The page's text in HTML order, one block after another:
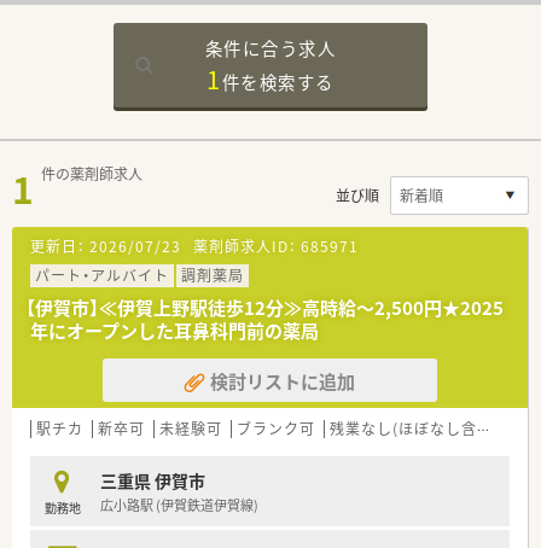
条件に合う求人
1件を検索する
1 件の薬剤師求人
並び順
更新日： 2026/07/23 薬剤師求人ID： 685971
パート・アルバイト
調剤薬局
【伊賀市】≪伊賀上野駅徒歩12分≫高時給～2,500円★2025
年にオープンした耳鼻科門前の薬局
検討リストに追加
駅チカ 新卒可 未経験可 ブランク可 残業なし(ほぼなし含む)
勤務地
三重県 伊賀市
広小路駅 (伊賀鉄道伊賀線)